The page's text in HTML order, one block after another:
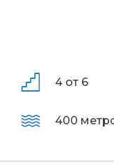
4 от 6
400